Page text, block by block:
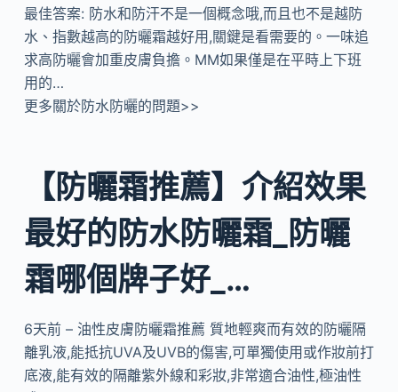
最佳答案: 防水和防汗不是一個概念哦,而且也不是越防
水、指數越高的防曬霜越好用,關鍵是看需要的。一味追
求高防曬會加重皮膚負擔。MM如果僅是在平時上下班
用的…
更多關於防水防曬的問題>>
【防曬霜推薦】介紹效果
最好的防水防曬霜_防曬
霜哪個牌子好_…
6天前 – 油性皮膚防曬霜推薦 質地輕爽而有效的防曬隔
離乳液,能抵抗UVA及UVB的傷害,可單獨使用或作妝前打
底液,能有效的隔離紫外線和彩妝,非常適合油性,極油性